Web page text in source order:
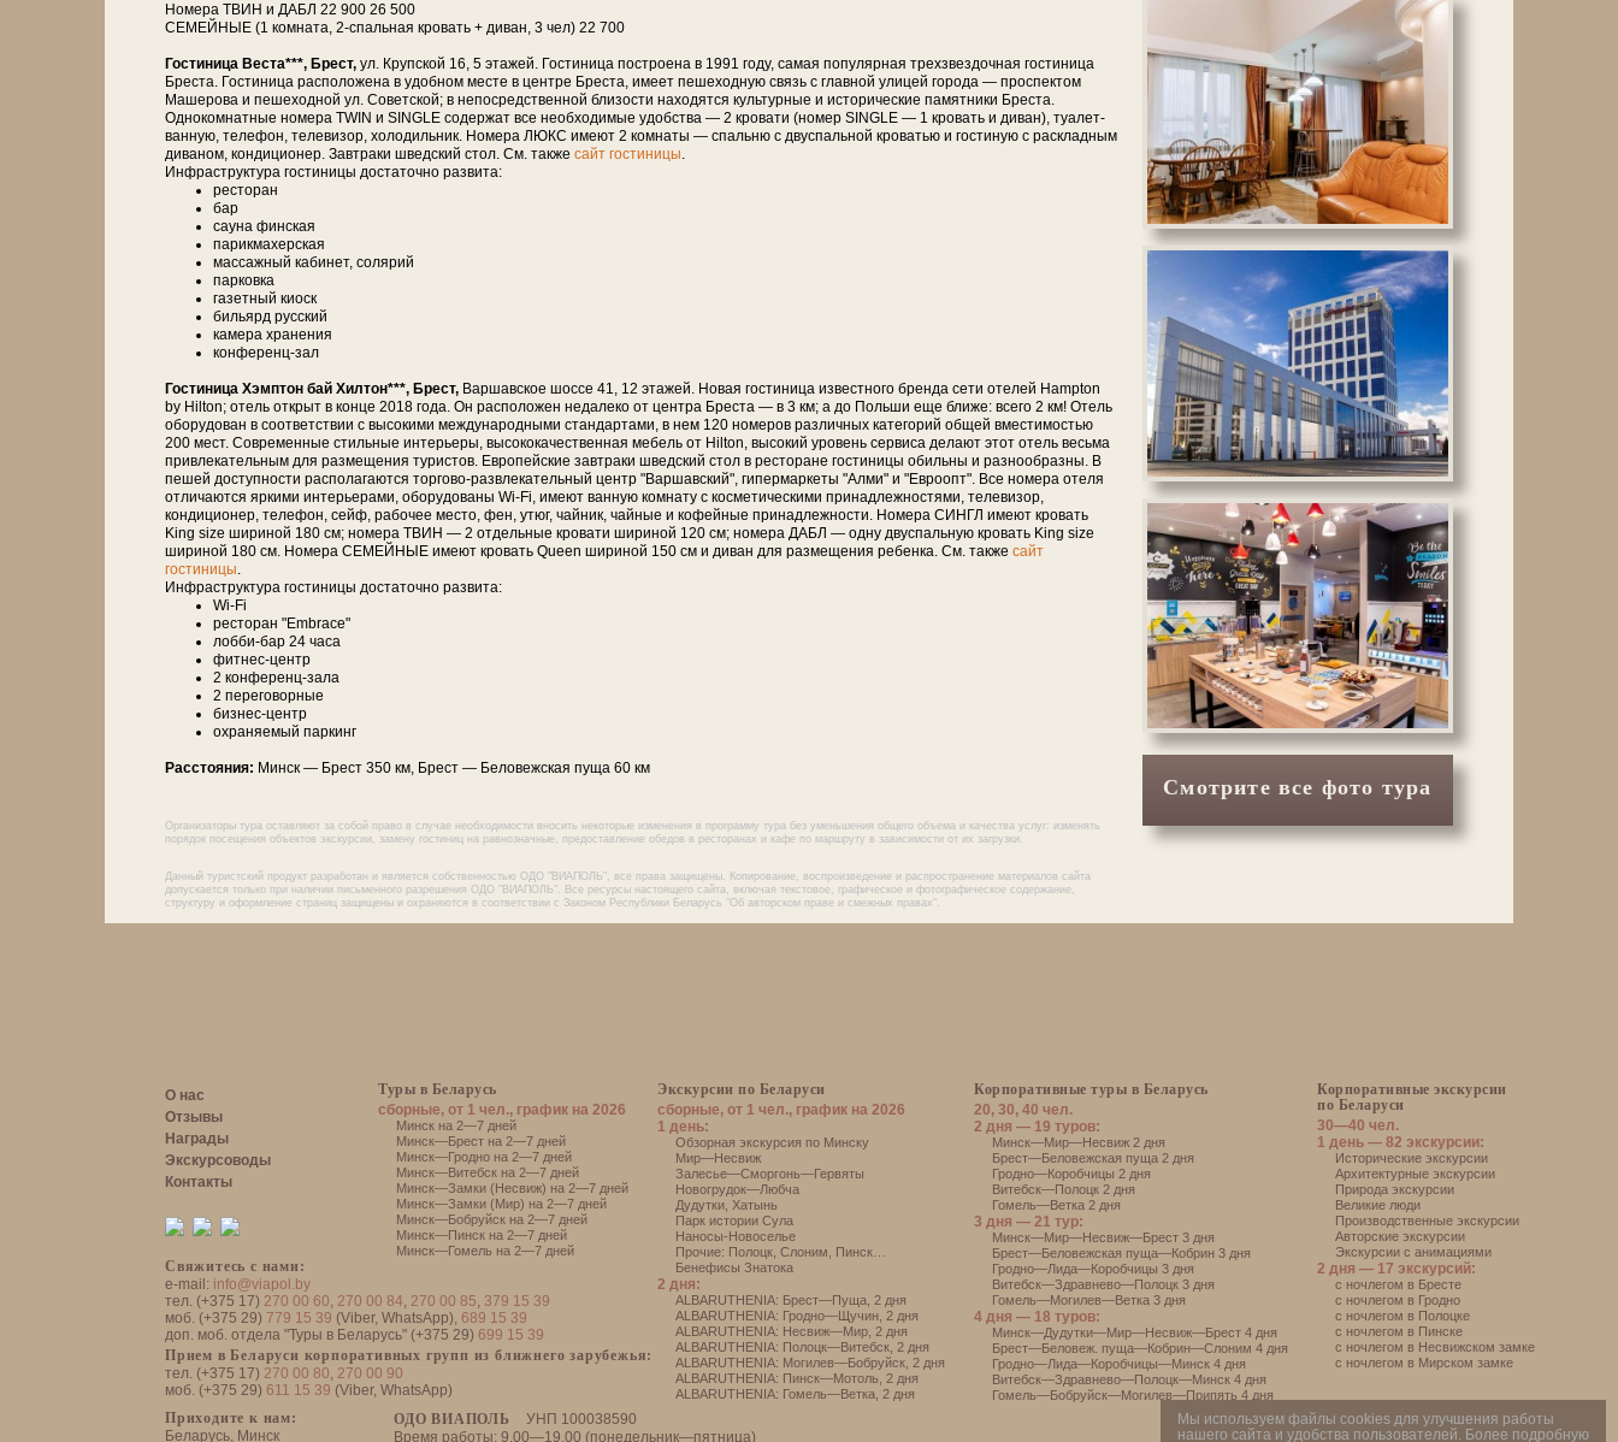
Номера ТВИН и ДАБЛ 22 900 26 500
СЕМЕЙНЫЕ (1 комната, 2-спальная кровать + диван, 3 чел) 22 700
Гостиница Веста***, Брест, ул. Крупской 16, 5 этажей. Гостиница построена в 1991 году, самая по­пу­ляр­ная трех­звездоч­ная гости­ни­ца
Бреста. Гостиница расположена в удобном месте в центре Бреста, имеет пешеходную связь с главной улицей города — проспектом
Машерова и пешеходной ул. Советской; в непосредственной близости находятся куль­тур­ные и исто­ри­ческие па­мят­ни­ки Бреста.
Однокомнатные номера TWIN и SINGLE содержат все необходимые удобства — 2 кровати (номер SINGLE — 1 кровать и диван), туалет-
ванную, телефон, телевизор, холодильник. Номера ЛЮКС имеют 2 комнаты — спальню с двуспальной кроватью и гостиную с раскладным
диваном, кондиционер. Завтраки шведский стол. См. также сайт гостиницы.
Инфраструктура гостиницы достаточно развита:
ресторан
бар
сауна финская
парикмахерская
массажный кабинет, солярий
парковка
газетный киоск
бильярд русский
камера хранения
конференц-зал
Гостиница Хэмптон бай Хилтон***, Брест, Варшавское шоссе 41, 12 этажей. Новая гостиница известного бренда сети отелей Hampton
by Hilton; отель открыт в конце 2018 года. Он расположен недалеко от центра Бреста — в 3 км; а до Польши еще ближе: всего 2 км! Отель
оборудован в соответствии с высокими международными стандартами, в нем 120 номеров различных категорий общей вместимостью
200 мест. Современные стильные интерьеры, высококачественная мебель от Hilton, высокий уровень сервиса делают этот отель весьма
привлекательным для размещения туристов. Европейские завтраки шведский стол в ресторане гостиницы обильны и разнообразны. В
пешей доступности располагаются торгово-развлекательный центр "Варшавский", гипермаркеты "Алми" и "Евроопт". Все номера отеля
отличаются яркими интерьерами, оборудованы Wi-Fi, имеют ванную комнату с косметическими принадлежностями, телевизор,
кондиционер, телефон, сейф, рабочее место, фен, утюг, чайник, чайные и кофейные принадлежности. Номера СИНГЛ имеют кровать
King size шириной 180 см; номера ТВИН — 2 отдельные кровати шириной 120 см; номера ДАБЛ — одну двуспальную кровать King size
шириной 180 см. Номера СЕМЕЙНЫЕ имеют кровать Queen шириной 150 см и диван для размещения ребенка. См. также сайт
гостиницы.
Инфраструктура гостиницы достаточно развита:
Wi-Fi
ресторан "Embrace"
лобби-бар 24 часа
фитнес-центр
2 конференц-зала
2 переговорные
бизнес-центр
охраняемый паркинг
Расстояния: Минск — Брест 350 км, Брест — Бе­ло­веж­ская пу­ща 60 км
Организаторы тура оставляют за собой право в случае необходимости вносить некоторые изменения в программу тура без уменьшения общего объема и качества услуг: изменять
порядок посещения объектов экскурсии, замену гостиниц на равнозначные, предоставление обедов в ресторанах и кафе по маршруту в зависимости от их загрузки.
Данный туристский продукт разработан и является собственностью ОДО "ВИАПОЛЬ", все права защищены. Копирование, воспроизведение и распространение материалов сайта
допускается только при наличии письменного разрешения ОДО "ВИАПОЛЬ". Все ресурсы настоящего сайта, включая текстовое, графическое и фотографическое содержание,
структуру и оформление страниц защищены и охраняются в соответствии с Законом Республики Беларусь "Об авторском праве и смежных правах".
Смотрите все фото тура
О нас
Отзывы
Награды
Экскурсоводы
Контакты
Свяжитесь с нами:
e-mail: info@viapol.by
тел. (+375 17) 270 00 60, 270 00 84, 270 00 85, 379 15 39
моб. (+375 29) 779 15 39 (Viber, WhatsApp), 689 15 39
доп. моб. отдела "Туры в Беларусь" (+375 29) 699 15 39
Прием в Беларуси корпоративных групп из ближнего зарубежья:
тел. (+375 17) 270 00 80, 270 00 90
моб. (+375 29) 611 15 39 (Viber, WhatsApp)
ОДО ВИАПОЛЬ
УНП 100038590
Время работы: 9.00—19.00 (понедельник—пятница)
Приходите к нам:
Беларусь, Минск
Туры в Беларусь
сборные, от 1 чел., график на 2026
Минск на 2—7 дней
Минск—Брест на 2—7 дней
Минск—Гродно на 2—7 дней
Минск—Витебск на 2—7 дней
Минск—Замки (Несвиж) на 2—7 дней
Минск—Замки (Мир) на 2—7 дней
Минск—Бобруйск на 2—7 дней
Минск—Пинск на 2—7 дней
Минск—Гомель на 2—7 дней
Экскурсии по Беларуси
сборные, от 1 чел., график на 2026
1 день:
Обзорная экскурсия по Минску
Мир—Несвиж
Залесье—Сморгонь—Гервяты
Новогрудок—Любча
Дудутки Хатынь
Парк истории Сула
Наносы-Новоселье
Прочие: Полоцк Слоним Пинск
Бенефисы Знатока
2 дня:
АLBARUTHENIA: Брест—Пуща, 2 дня
АLBARUTHENIA: Гродно—Щучин, 2 дня
АLBARUTHENIA: Несвиж—Мир, 2 дня
АLBARUTHENIA: Полоцк—Витебск, 2 дня
АLBARUTHENIA: Могилев—Бобруйск, 2 дня
АLBARUTHENIA: Пинск—Мотоль, 2 дня
АLBARUTHENIA: Гомель—Ветка, 2 дня
Корпоративные туры в Беларусь
20, 30, 40 чел.
2 дня — 19 туров:
Минск—Мир—Несвиж 2 дня
Брест—Беловежская пуща 2 дня
Гродно—Коробчицы 2 дня
Витебск—Полоцк 2 дня
Гомель—Ветка 2 дня
3 дня — 21 тур:
Минск—Мир—Несвиж—Брест 3 дня
Брест—Беловежская пуща—Кобрин 3 дня
Гродно—Лида—Коробчицы 3 дня
Витебск—Здравнево—Полоцк 3 дня
Гомель—Могилев—Ветка 3 дня
4 дня — 18 туров:
Минск—Дудутки—Мир—Несвиж—Брест 4 дня
Брест—Беловеж. пуща—Кобрин—Слоним 4 дня
Гродно—Лида—Коробчицы—Минск 4 дня
Витебск—Здравнево—Полоцк—Минск 4 дня
Гомель—Бобруйск—Могилев—Припять 4 дня
Корпоративные экскурсии
по Беларуси
30—40 чел.
1 день — 82 экскурсии:
Исторические экскурсии
Архитектурные экскурсии
Природа экскурсии
Великие люди
Производственные экскурсии
Авторские экскурсии
Экскурсии с анимациями
2 дня — 17 экскурсий:
с ночлегом в Бресте
с ночлегом в Гродно
с ночлегом в Полоцке
с ночлегом в Пинске
с ночлегом в Несвижском замке
с ночлегом в Мирском замке
Мы используем файлы cookies для улучшения работы
нашего сайта и удобства пользователей. Более подробную